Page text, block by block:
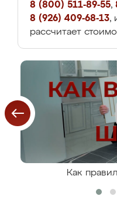
8 (800) 511-89-55,
8 (926) 409-68-13,
рассчитает
Как